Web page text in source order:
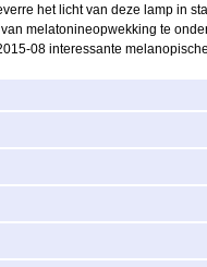
het licht van deze lamp in
melatonineopwekking te
08 interessante